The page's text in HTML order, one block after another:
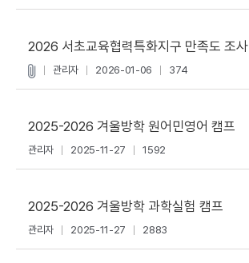
2026 서초교육협력특화지구 만족도 조사
관리자 2026-01-06 374
2025-2026 겨울방학 원어민영어 캠프
관리자 2025-11-27 1592
2025-2026 겨울방학 과학실험 캠프
관리자 2025-11-27 2883